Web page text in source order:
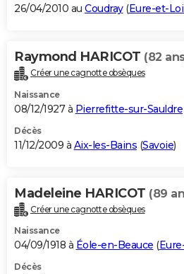
26/04/2010 au Coudray(Eure-et-
Raymond HARICOT (82
Créer une cagnotte obsèques
Naissance
08/12/1927 à Pierrefitte-sur-Sauldre
Décès
11/12/2009 à Aix-les-Bains (Savoie)
Madeleine HARICOT (89
Créer une cagnotte obsèques
Naissance
04/09/1918 à Éole-en-Beauce (
Décès